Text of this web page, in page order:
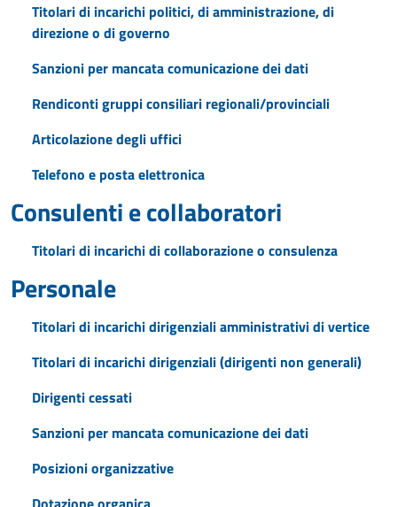
Titolari di incarichi politici, di amministrazione, di
direzione o di governo
Sanzioni per mancata comunicazione dei dati
Rendiconti gruppi consiliari regionali/provinciali
Articolazione degli uffici
Telefono e posta elettronica
Consulenti e collaboratori
Titolari di incarichi di collaborazione o consulenza
Personale
Titolari di incarichi dirigenziali amministrativi di vertice
Titolari di incarichi dirigenziali (dirigenti non generali)
Dirigenti cessati
Sanzioni per mancata comunicazione dei dati
Posizioni organizzative